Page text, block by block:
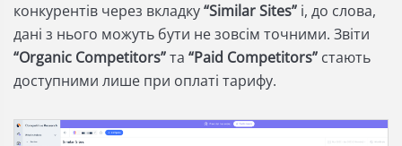
конкурентів через вкладку“Similar Sites” і, до слова,
дані з нього можуть бути не зовсім точними. Звіти
“Organic Competitors”та “Paid Competitors” стають
доступними лише при оплаті тарифу.